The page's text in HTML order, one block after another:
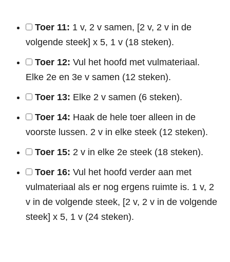
Toer 11: 1 v, 2 v samen, [2 v, 2 v in de
volgende steek] x 5, 1 v (18 steken).
Toer 12: Vul het hoofd met vulmateriaal.
Elke 2e en 3e v samen (12 steken).
Toer 13: Elke 2 v samen (6 steken).
Toer 14: Haak de hele toer alleen in de
voorste lussen. 2 v in elke steek (12 steken).
Toer 15: 2 v in elke 2e steek (18 steken).
Toer 16: Vul het hoofd verder aan met
vulmateriaal als er nog ergens ruimte is. 1 v, 2
v in de volgende steek, [2 v, 2 v in de volgende
steek] x 5, 1 v (24 steken).